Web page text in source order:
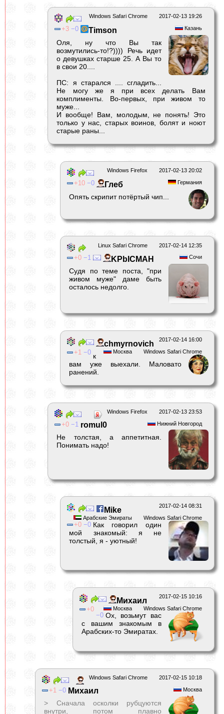
2017-02-13 19:26
Windows Safari Chrome
Казань
3 0 Timson
Оля, ну что Вы так
возмутились-то!?)))) Речь идет
о девушках старше 25. А Вы то
в свои 20....
ПС: я старался .... сгладить...
Не могу же я при всех делать Вам
комплименты. Во-первых, при живом то
муже...
И вообще! Вам, молодым, не понять! Это
только у нас, старых воинов, болят и ноют
старые раны...
2017-02-13 20:02
Windows Firefox
Германия
10 0 Глеб
Опять скрипит потёртый чип...
2017-02-14 12:35
Linux Safari Chrome
Сочи
0 1 KPbICMAH
Судя по теме поста, "при
живом муже" даме быть
осталось недолго.
2017-02-14 16:00
Windows Safari Chrome
Москва
1 0
chmyrnovich
к
вам уже выехали. Маловато
ранений.
2017-02-13 23:53
Windows Firefox
Нижний Новгород
0 1 romul0
Не толстая, а аппетитная.
Понимать надо!
2017-02-14 08:31
Windows Safari Chrome
Арабские Эмираты
0 0
Mike
Как говорил один
мой знакомый: я не
толстый, я - уютный!
2017-02-15 10:16
Windows Safari Chrome
Москва
0
0
Михаил
Ох, возьмут вас
с вашим знакомым в
Арабских-то Эмиратах.
2017-02-15 10:18
Windows Safari Chrome
Москва
1 0 Михаил
> Сначала осколки рубцуются
внутри, потом плавно